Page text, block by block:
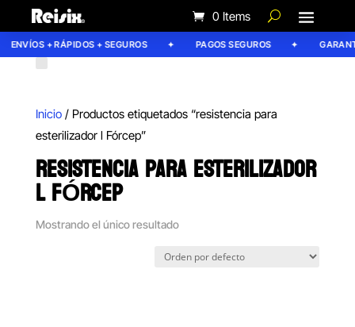
0 Items
ENVÍOS + RÁPIDOS + SEGUROS PAGOS SEGUROS
Inicio/ Productos etiquetados “resistencia para
esterilizador l Fórcep”
RESISTENCIA PARA ESTERILIZADOR
L FÓRCEP
Mostrando el único resultado